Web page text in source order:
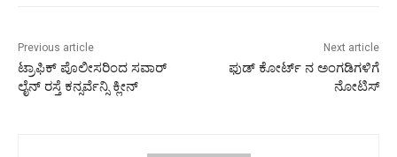
Previous article
ಟ್ರಾಫಿಕ್‌ ಪೊಲೀಸರಿಂದ ಸವಾರ್‌
ಲೈನ್‌ ರಸ್ತೆ ಕನ್ಸರ್ವೆನ್ಸಿ ಕ್ಲೀನ್
Next article
ಫುಡ್‌ ಕೋರ್ಟ್‌ ನ ಅಂಗಡಿಗಳಿಗೆ
ನೋಟಿಸ್‌